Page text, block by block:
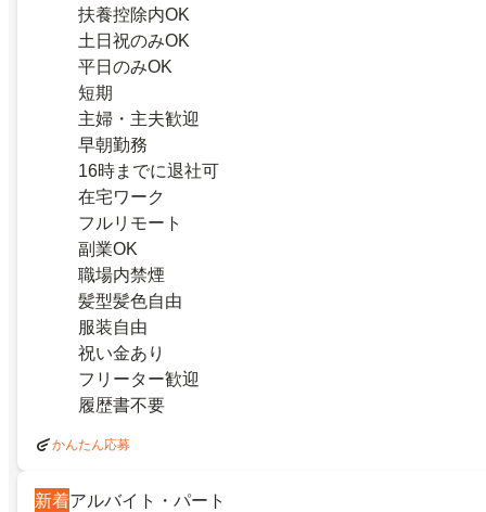
扶養控除内OK
土日祝のみOK
平日のみOK
短期
主婦・主夫歓迎
早朝勤務
16時までに退社可
在宅ワーク
フルリモート
副業OK
職場内禁煙
髪型髪色自由
服装自由
祝い金あり
フリーター歓迎
履歴書不要
かんたん応募
新着アルバイト・パート